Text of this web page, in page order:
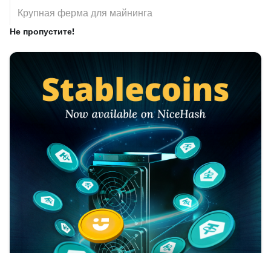
Крупная ферма для майнинга
Не пропустите!